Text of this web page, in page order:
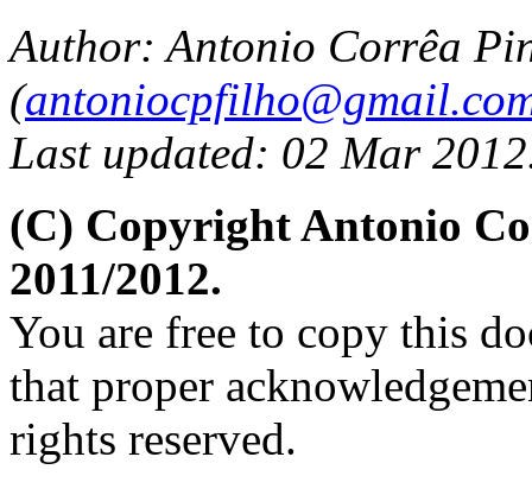
Author: Antonio Corrêa
(
Last updated: 02 Mar
(C) Copyright Antonio
2011/2012.
You are free to copy this
that proper
rights reserved.